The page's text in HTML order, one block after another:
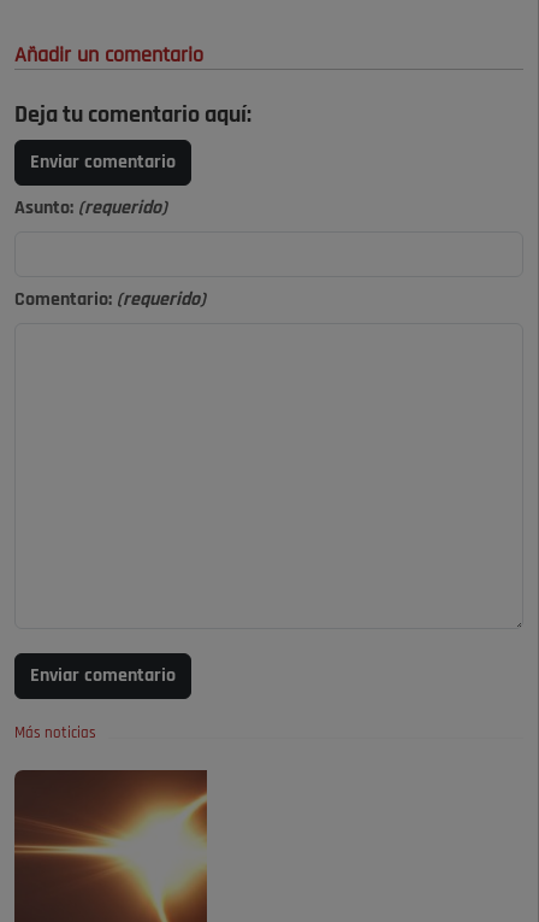
Añadir un comentario
Deja tu comentario aquí:
Enviar comentario
Asunto: (requerido)
Comentario: (requerido)
Enviar comentario
Más noticias